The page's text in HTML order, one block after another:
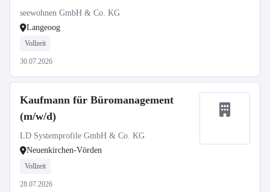
seewohnen GmbH & Co. KG
Langeoog
Vollzeit
30.07.2026
Kaufmann für Büromanagement
(m/w/d)
LD Systemprofile GmbH & Co. KG
Neuenkirchen-Vörden
Vollzeit
28.07.2026